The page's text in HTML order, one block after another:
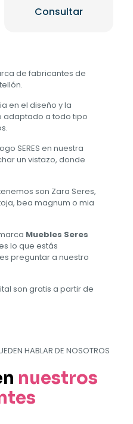
Consultar
de fabricantes de
en el diseño y la
adaptado a todo tipo
SERES en nuestra
un vistazo, donde
son Zara Seres,
bea magnum o mia
Muebles Seres
lo que estás
preguntar a nuestro
son gratis a partir de
HABLAR DE NOSOTROS
nuestros